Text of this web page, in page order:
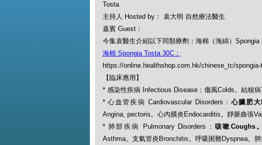
Tosta
主持人 Hosted by： 袁大明 自然療法醫生
嘉賓 Guest：
今集袁醫生介紹以下同類療劑：海棉（海綿）Spongia
海棉 Spongia Tosta 30C：
https://online.healthshop.com.hk/chinese_tc/spongia-
【臨床應用】
* 感染性疾病 Infectious Disease：傷風Colds。結核病
* 心血管疾病 Cardiovascular Disorders：心臟肥
Angina, pectoris。心內膜炎Endocarditis。靜脈曲張
* 肺部疾病 Pulmonary Disorders： 咳嗽Coughs
Asthma。支氣管炎Bronchitis。呼吸困難Dyspnea。肺